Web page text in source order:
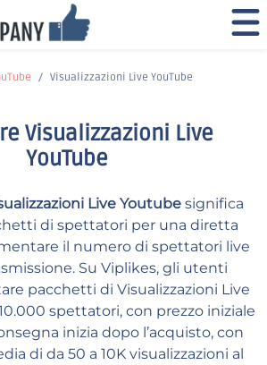
Visualizzazioni Live YouTube
Visualizzazioni Live
YouTube
Live Youtubesignifica
di spettatori per una diretta
il numero di spettatori live
Su Viplikes, gli utenti
pacchetti di Visualizzazioni Live
spettatori, con prezzo iniziale
inizia dopo l’acquisto, con
di da 50 a 10K visualizzazioni al